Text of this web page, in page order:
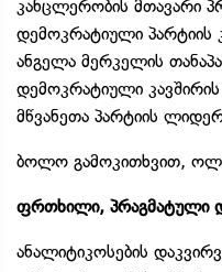
კანცლერობის მთავარი
დემოკრატიული
ანგელა მერკელის
დემოკრატიული
მწვანეთა პარტიის
ბოლო გამოკითხვით,
ფრთხილი, პრაგმატული
ანალიტიკოსების